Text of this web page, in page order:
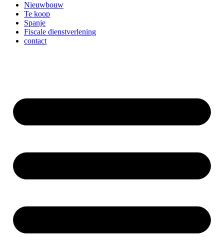
Nieuwbouw
Te koop
Spanje
Fiscale dienstverlening
contact